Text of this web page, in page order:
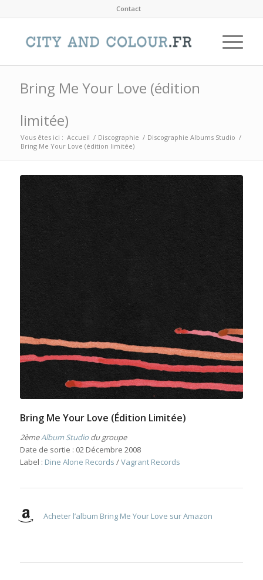
Contact
Bring Me Your Love (édition
limitée)
Vous êtes ici : Accueil / Discographie / Discographie Albums Studio /
Bring Me Your Love (édition limitée)
Bring Me Your Love (Édition Limitée)
2èmeAlbum Studiodu groupe
Date de sortie : 02 Décembre 2008
Label : Dine Alone Records /Vagrant Records
Acheter l’album Bring Me Your Love sur Amazon